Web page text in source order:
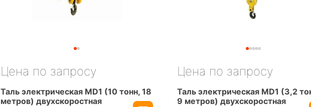
Таль электрическая MD1 (10 тонн, 18
метров) двухскоростная
Цена по запросу
Таль электрическая MD1 (3,2
9 метров) двухскоростная
Цена по запросу